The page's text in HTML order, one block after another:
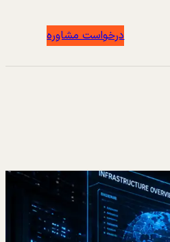
درخواست مشاوره